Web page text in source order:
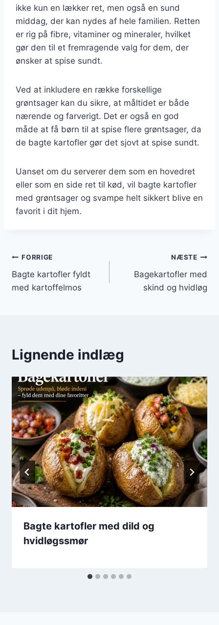
ikke kun en lækker ret, men også en sund
middag, der kan nydes af hele familien. Retten
er rig på fibre, vitaminer og mineraler, hvilket
gør den til et fremragende valg for dem, der
ønsker at spise sundt.
Ved at inkludere en række forskellige
grøntsager kan du sikre, at måltidet er både
nærende og farverigt. Det er også en god
måde at få børn til at spise flere grøntsager, da
de bagte kartofler gør det sjovt at spise sundt.
Uanset om du serverer dem som en hovedret
eller som en side ret til kød, vil bagte kartofler
med grøntsager og svampe helt sikkert blive en
favorit i dit hjem.
Indlægsnavigation
FORRIGE
Bagte kartofler fyldt
med kartoffelmos
NÆSTE
Bagekartofler med
skind og hvidløg
Lignende indlæg
Bagte kartofler med dild og
hvidløgssmør